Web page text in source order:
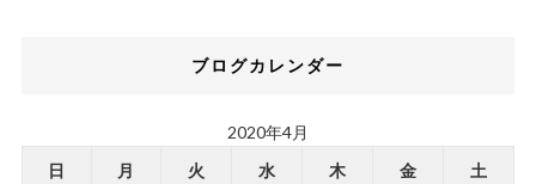
ブログカレンダー
2020年4月
日
月 火 水 木 金 土